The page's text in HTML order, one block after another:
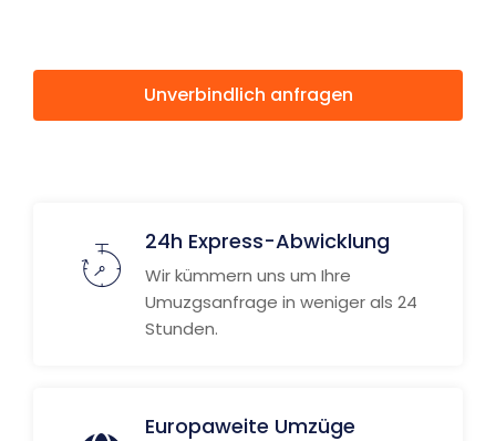
Unverbindlich anfragen
24h Express-Abwicklung
Wir kümmern uns um Ihre
Umuzgsanfrage in weniger als 24
Stunden.
Europaweite Umzüge